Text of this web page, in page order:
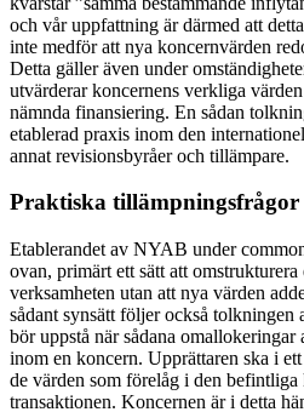
och vår uppfattning är därmed att
inte medför att nya koncernvärden
Detta gäller även under
utvärderar koncernens verkliga
nämnda finansiering. En sådan
etablerad praxis inom den
annat revisionsbyråer och tillämpare.
Praktiska tillämpningsfrågor
Etablerandet av NYAB under
ovan, primärt ett sätt att omstrukturera
verksamheten utan att nya värden
sådant synsätt följer också tolkningen
bör uppstå när sådana
inom en koncern. Upprättaren ska i ett
de värden som förelåg i den befintliga
transaktionen. Koncernen är i detta